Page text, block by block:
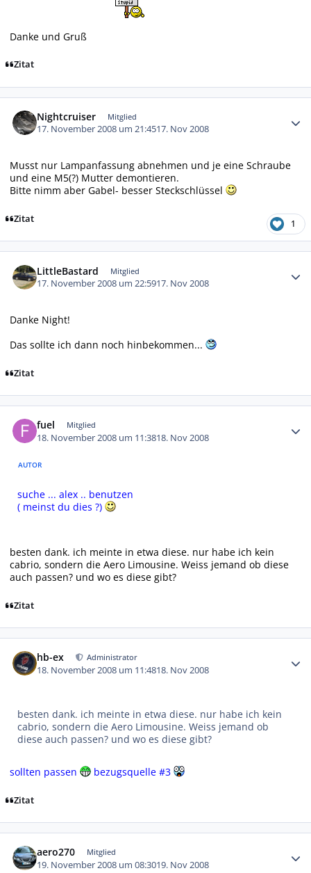
Danke und Gruß
Zitat
Nightcruiser Mitglied
17. November 2008 um 21:4517. Nov 2008
Musst nur Lampanfassung abnehmen und je eine Schraube
und eine M5(?) Mutter demontieren.
Bitte nimm aber Gabel- besser Steckschlüssel
Zitat 1
LittleBastard Mitglied
17. November 2008 um 22:5917. Nov 2008
Danke Night!
Das sollte ich dann noch hinbekommen...
Zitat
fuel Mitglied
18. November 2008 um 11:3818. Nov 2008
AUTOR
suche ... alex .. benutzen
( meinst dudies ?)
besten dank. ich meinte in etwa diese. nur habe ich kein
cabrio, sondern die Aero Limousine. Weiss jemand ob diese
auch passen? und wo es diese gibt?
Zitat
hb-ex Administrator
18. November 2008 um 11:4818. Nov 2008
besten dank. ich meinte in etwa diese. nur habe ich kein
cabrio, sondern die Aero Limousine. Weiss jemand ob
diese auch passen? und wo es diese gibt?
sollten passen bezugsquelle #3
Zitat
aero270 Mitglied
19. November 2008 um 08:3019. Nov 2008